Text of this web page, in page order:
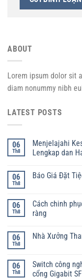
ABOUT
Lorem ipsum dolor sit
diam nonummy nibh
LATEST POSTS
06
Th8
Menjelajahi
Lengkap dan
06
Th8
Báo Giá Đặt
06
Th8
Cách chinh
ràng
06
Th8
Nhà Xưởng
06
Th8
Switch công
cổng Gigabit